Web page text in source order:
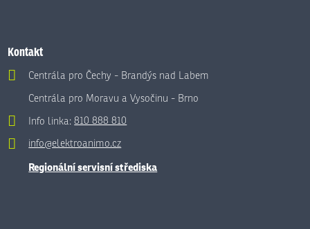
Kontakt
Centrála pro Čechy - Brandýs nad Labem
Centrála pro Moravu a Vysočinu - Brno
Info linka:810 888 810
info@elektroanimo.cz
Regionální servisní střediska